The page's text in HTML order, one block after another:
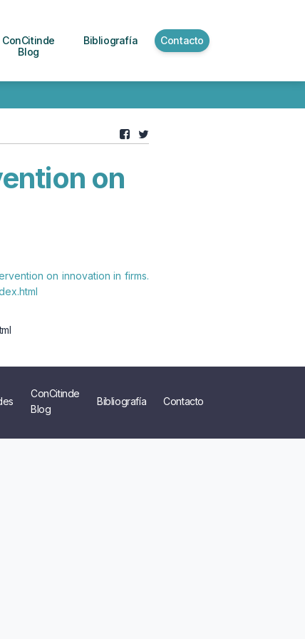
ConCitinde
Blog
Bibliografía Contacto
on
on innovation in firms.
ConCitinde
Blog
Bibliografía Contacto